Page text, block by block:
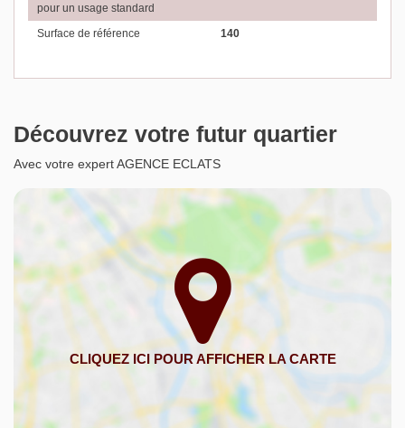
pour un usage standard
Surface de référence 140
Découvrez votre futur quartier
Avec votre expert AGENCE ECLATS